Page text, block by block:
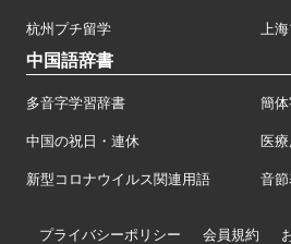
杭州プチ留学 上
中国語辞書
多音字学習辞書 簡体
中国の祝日・連休 医療
新型コロナウイルス関連用語 音
プライバシーポリシー 会員規約